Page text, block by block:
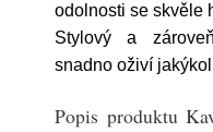
odolnosti se skvěle
Stylový a
snadno oživí
Popis produktu